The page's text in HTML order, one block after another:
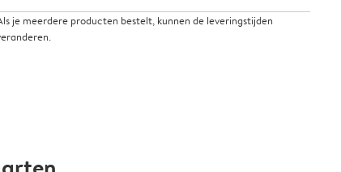
je meerdere producten bestelt, kunnen de leveringstijden